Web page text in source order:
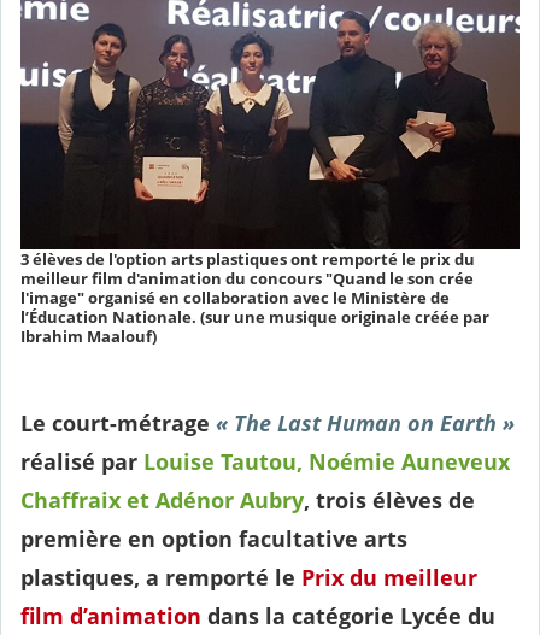
3 élèves de l'option arts plastiques ont remporté le prix du
meilleur film d'animation du concours "Quand le son crée
l'image" organisé en collaboration avec le Ministère de
l’Éducation Nationale. (sur une musique originale créée par
Ibrahim Maalouf)
Le court-métrage « The Last Human on Earth »
réalisé par Louise Tautou, Noémie Auneveux
Chaffraix et Adénor Aubry, trois élèves de
première en option facultative arts
plastiques, a remporté le Prix du meilleur
film d’animation dans la catégorie Lycée du